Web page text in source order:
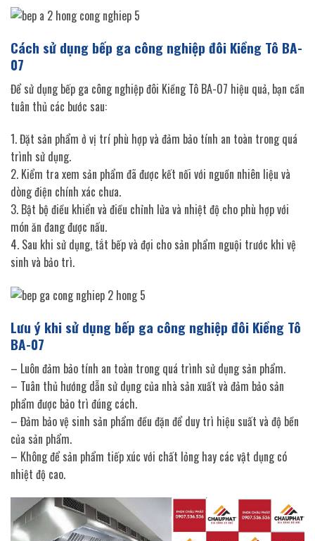
Cách sử dụng bếp ga công nghiệp đôi Kiềng Tô BA-
07
Để sử dụng bếp ga công nghiệp đôi Kiềng Tô BA-07 hiệu quả, bạn cần
tuân thủ các bước sau:
1. Đặt sản phẩm ở vị trí phù hợp và đảm bảo tính an toàn trong quá
trình sử dụng.
2. Kiểm tra xem sản phẩm đã được kết nối với nguồn nhiên liệu và
dòng điện chính xác chưa.
3. Bật bộ điều khiển và điều chỉnh lửa và nhiệt độ cho phù hợp với
món ăn đang được nấu.
4. Sau khi sử dụng, tắt bếp và đợi cho sản phẩm nguội trước khi vệ
sinh và bảo trì.
Lưu ý khi sử dụng bếp ga công nghiệp đôi Kiềng Tô
BA-07
– Luôn đảm bảo tính an toàn trong quá trình sử dụng sản phẩm.
– Tuân thủ hướng dẫn sử dụng của nhà sản xuất và đảm bảo sản
phẩm được bảo trì đúng cách.
– Đảm bảo vệ sinh sản phẩm đều đặn để duy trì hiệu suất và độ bền
của sản phẩm.
– Không để sản phẩm tiếp xúc với chất lỏng hay các vật dụng có
nhiệt độ cao.